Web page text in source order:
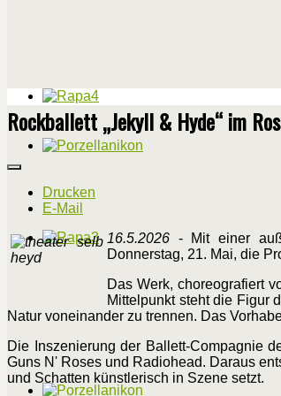
Rockballett „Jekyll & Hyde“ im
Drucken
E-Mail
16.5.2026 - Mit einer
Donnerstag, 21. Mai, die
Das Werk, choreografiert
Mittelpunkt steht die Figur
Natur voneinander zu trennen. Das
Die Inszenierung der Ballett-Compagnie
Guns N' Roses und Radiohead. Daraus
und Schatten künstlerisch in Szene setzt.